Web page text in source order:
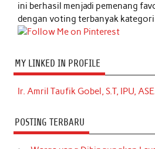
ini berhasil menjadi pemenang
dengan voting terbanyak
MY LINKED IN PROFILE
Ir. Amril Taufik Gobel, S.T, IPU,
POSTING TERBARU